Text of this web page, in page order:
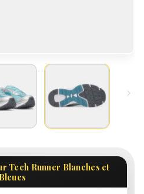

Tech Runner Blanches et
Bleues